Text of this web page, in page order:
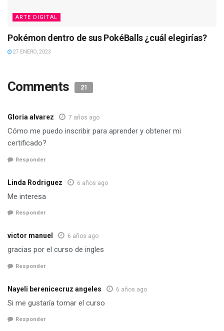
ARTE DIGITAL
Pokémon dentro de sus PokéBalls ¿cuál elegirías?
27 ENERO, 2023
Comments 21
Gloria alvarez 7 años ago
Cómo me puedo inscribir para aprender y obtener mi
certificado?
Responder
Linda Rodriguez 6 años ago
Me interesa
Responder
victor manuel 6 años ago
gracias por el curso de ingles
Responder
Nayeli berenicecruz angeles 6 años ago
Si me gustaría tomar el curso
Responder